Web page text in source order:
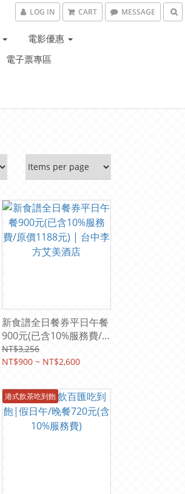
LOG IN CART MESSAGE
電影優惠
電子票專區
新食譜全日餐券平日午餐
900元(已含10%服務費/
原價1188元) | 台中李方
艾美酒店
NT$3,256
NT$900 ~ NT$2,600
港式飲茶吃到飽